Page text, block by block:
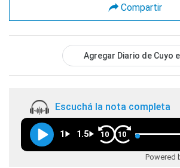
Compartir
Agregar Diario de Cuyo
Escuchá la nota completa
1 1.5 10 10
Powered